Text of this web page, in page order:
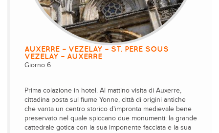
AUXERRE – VEZELAY – ST. PERE SOUS
VEZELAY – AUXERRE
Giorno 6
Prima colazione in hotel. Al mattino visita di Auxerre,
cittadina posta sul fiume Yonne, città di origini antiche
che vanta un centro storico d'impronta medievale bene
preservato nel quale spiccano due monumenti: la grande
cattedrale gotica con la sua imponente facciata e la sua